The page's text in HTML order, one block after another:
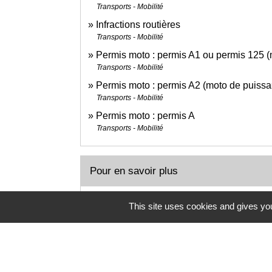
Transports - Mobilité
Infractions routières
Transports - Mobilité
Permis moto : permis A1 ou permis 125
Transports - Mobilité
Permis moto : permis A2 (moto de
Transports - Mobilité
Permis moto : permis A
Transports - Mobilité
Pour en savoir plus
Charte relative à la vente, location et
This site uses cookies and gives